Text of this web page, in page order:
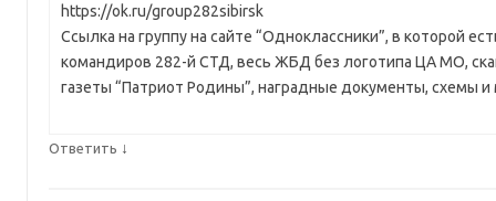
https://ok.ru/group282sibirsk
Ссылка на группу на сайте “Одноклассники”, в которой
командиров 282-й СТД, весь ЖБД без логотипа ЦА МО,
газеты “Патриот Родины”, наградные документы, схемы и
Ответить ↓